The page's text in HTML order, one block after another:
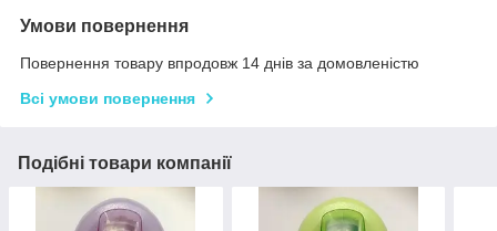
Умови повернення
Повернення товару впродовж 14 днів за домовленістю
Всі умови повернення
Подібні товари компанії